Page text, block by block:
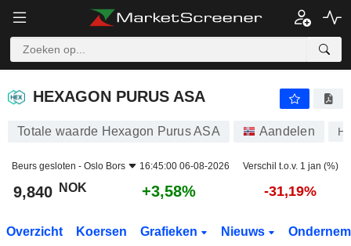
HEXAGON PURUS ASA
HEXAGON PURUS ASA
Totale waarde Hexagon Purus ASA Aandelen
Beurs gesloten - Oslo Bors 16:45:00 06-08-2026 Verschil t.o.v. 1 jan (%)
9,840 NOK +3,58% -31,19%
Overzicht Koersen Grafieken Nieuws